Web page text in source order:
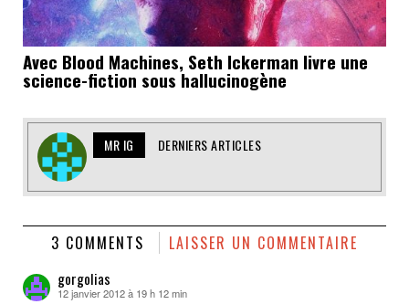
Avec Blood Machines, Seth Ickerman livre une
science-fiction sous hallucinogène
MR IG DERNIERS ARTICLES
3 COMMENTS LAISSER UN COMMENTAIRE
gorgolias
dit :
12 janvier 2012 à 19 h 12 min